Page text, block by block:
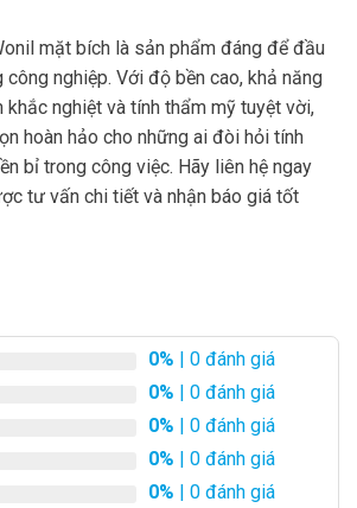
mặt bích là sản phẩm đáng để đầu
nghiệp. Với độ bền cao, khả năng
nghiệt và tính thẩm mỹ tuyệt vời,
hoàn hảo cho những ai đòi hỏi tính
bỉ trong công việc. Hãy liên hệ ngay
tư vấn chi tiết và nhận báo giá tốt
0% | 0 đánh giá
0% | 0 đánh giá
0% | 0 đánh giá
0% | 0 đánh giá
0% | 0 đánh giá